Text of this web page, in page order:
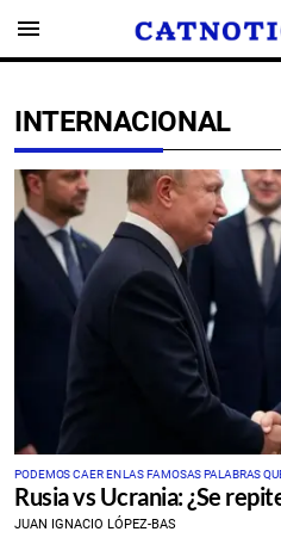
menu
INTERNACIONAL
PODEMOS CAER EN LAS FAMOSAS PALABRAS
“QUIEN NO RECUERDA SU HISTORIA, ESTÁ
Rusia vs Ucrania: ¿Se
JUAN IGNACIO LÓPEZ-BAS